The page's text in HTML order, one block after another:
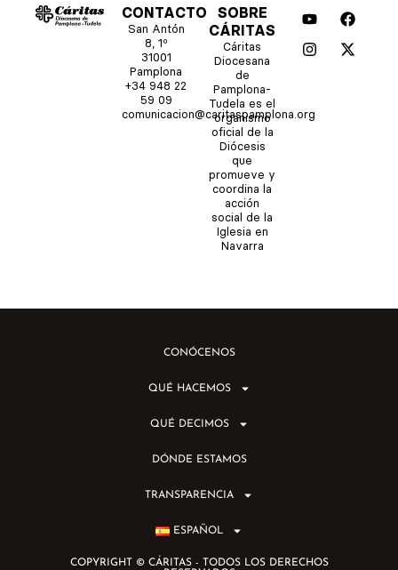
CONTACTO
San Antón
8, 1º
31001
Pamplona
+34 948 22
59 09
comunicacion@caritaspamplona.org
SOBRE
CÁRITAS
Cáritas
Diocesana
de
Pamplona-
Tudela es el
organismo
oficial de la
Diócesis
que
promueve y
coordina la
acción
social de la
Iglesia en
Navarra
Y
o
u
t
F
a
c
e
I
n
s
t
a
X
-
t
w
CONÓCENOS
QUÉ HACEMOS
QUÉ DECIMOS
DÓNDE ESTAMOS
TRANSPARENCIA
ESPAÑOL
COPYRIGHT © CÁRITAS - TODOS LOS DERECHOS